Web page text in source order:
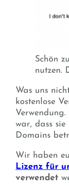
Schön
nutzen.
Was uns
kostenlose
war, dass
Domains
Wir haben
Lizenz für
verwendet